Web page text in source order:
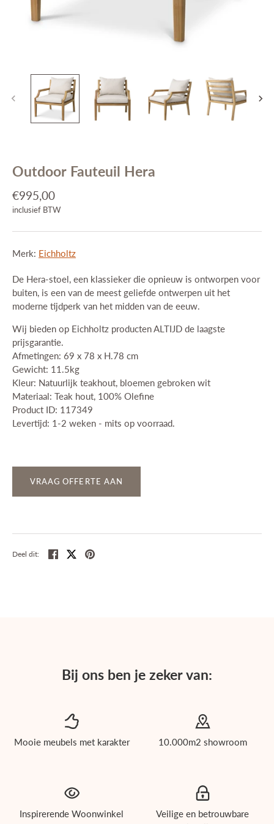
Projecten
Contact
Outdoor Fauteuil Hera
€995,00
inclusief BTW
Merk: Eichholtz
De Hera-stoel, een klassieker die opnieuw is ontworpen voor
buiten, is een van de meest geliefde ontwerpen uit het
moderne tijdperk van het midden van de eeuw.
Wij bieden op Eichholtz producten ALTIJD de laagste
prijsgarantie.
Afmetingen: 69 x 78 x H.78 cm
Gewicht: 11.5kg
Kleur: Natuurlijk teakhout, bloemen gebroken wit
Materiaal: Teak hout, 100% Olefine
Product ID: 117349
Levertijd: 1-2 weken - mits op voorraad.
VRAAG OFFERTE AAN
Deel dit: Deel TweetPin
Bij ons ben je zeker van:
Mooie meubels met karakter 10.000m2 showroom
Inspirerende Woonwinkel
Veilige en betrouwbare